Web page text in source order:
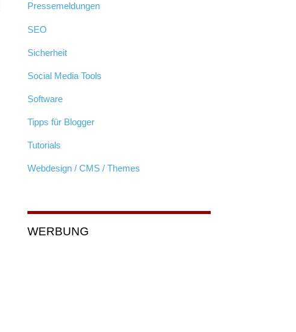
Pressemeldungen
SEO
Sicherheit
Social Media Tools
Software
Tipps für Blogger
Tutorials
Webdesign / CMS / Themes
WERBUNG